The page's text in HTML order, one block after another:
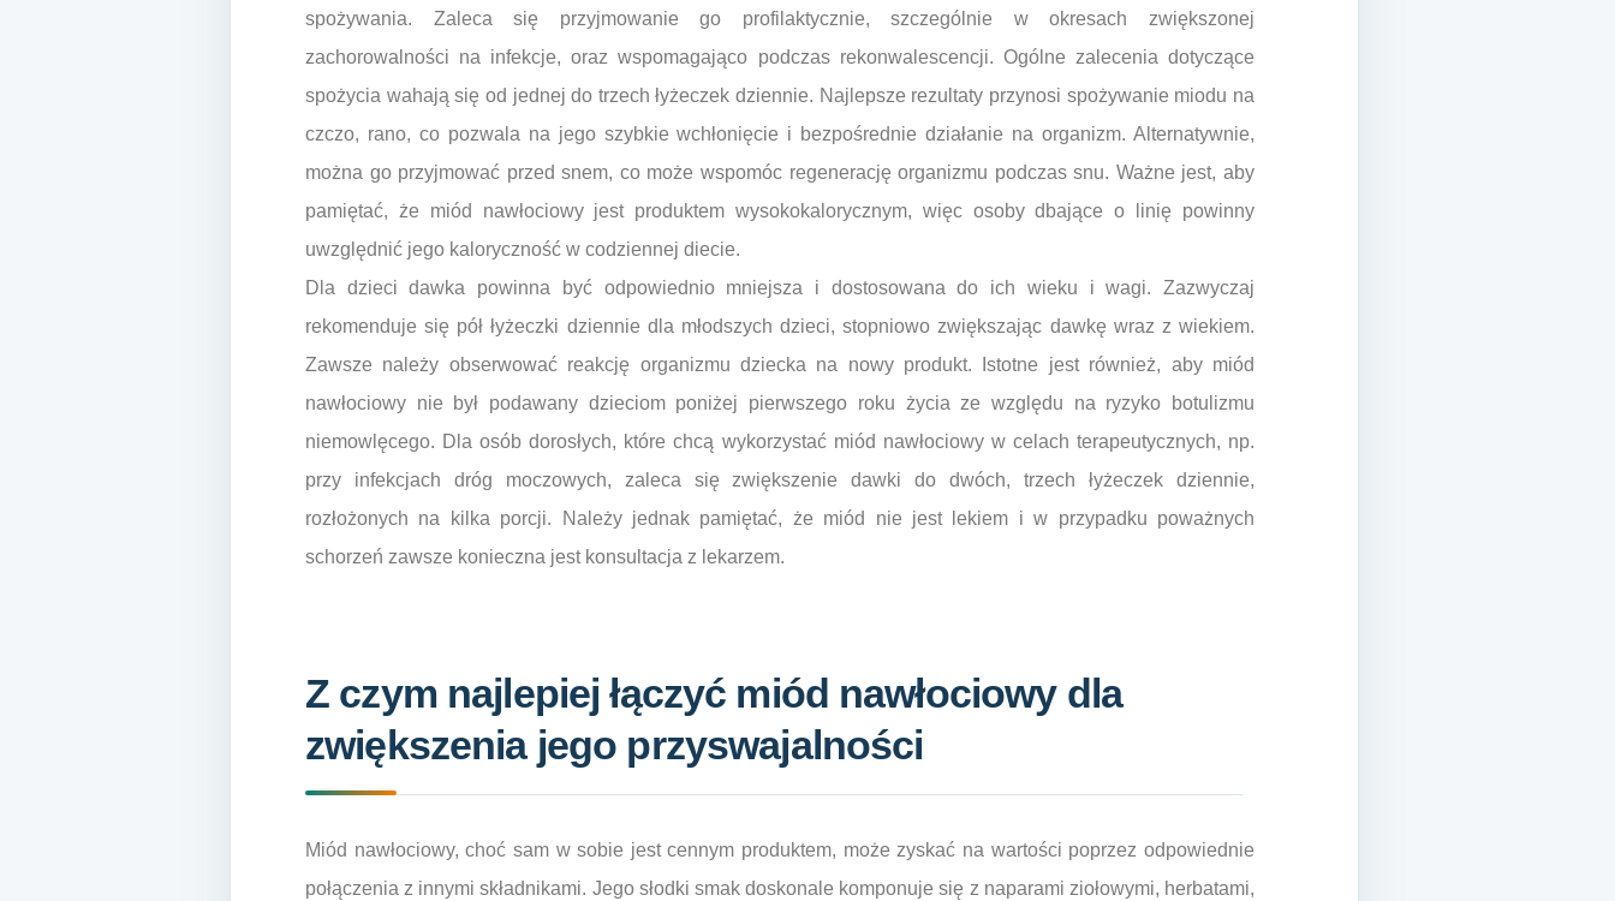
spożywania. Zaleca się przyjmowanie go profilaktycznie, szczególnie w okresach zwiększonej
zachorowalności na infekcje, oraz wspomagająco podczas rekonwalescencji. Ogólne zalecenia dotyczące
spożycia wahają się od jednej do trzech łyżeczek dziennie. Najlepsze rezultaty przynosi spożywanie miodu na
czczo, rano, co pozwala na jego szybkie wchłonięcie i bezpośrednie działanie na organizm. Alternatywnie,
można go przyjmować przed snem, co może wspomóc regenerację organizmu podczas snu. Ważne jest, aby
pamiętać, że miód nawłociowy jest produktem wysokokalorycznym, więc osoby dbające o linię powinny
uwzględnić jego kaloryczność w codziennej diecie.
Dla dzieci dawka powinna być odpowiednio mniejsza i dostosowana do ich wieku i wagi. Zazwyczaj
rekomenduje się pół łyżeczki dziennie dla młodszych dzieci, stopniowo zwiększając dawkę wraz z wiekiem.
Zawsze należy obserwować reakcję organizmu dziecka na nowy produkt. Istotne jest również, aby miód
nawłociowy nie był podawany dzieciom poniżej pierwszego roku życia ze względu na ryzyko botulizmu
niemowlęcego. Dla osób dorosłych, które chcą wykorzystać miód nawłociowy w celach terapeutycznych, np.
przy infekcjach dróg moczowych, zaleca się zwiększenie dawki do dwóch, trzech łyżeczek dziennie,
rozłożonych na kilka porcji. Należy jednak pamiętać, że miód nie jest lekiem i w przypadku poważnych
schorzeń zawsze konieczna jest konsultacja z lekarzem.
Z czym najlepiej łączyć miód nawłociowy dla
zwiększenia jego przyswajalności
Miód nawłociowy, choć sam w sobie jest cennym produktem, może zyskać na wartości poprzez odpowiednie
połączenia z innymi składnikami. Jego słodki smak doskonale komponuje się z naparami ziołowymi, herbatami,